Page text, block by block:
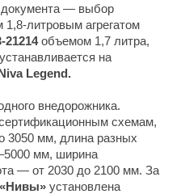
— выбор
1,8-литровым агрегатом
21214объемом 1,7 литра,
на
Legend.
внедорожника.
схемам,
3050 мм, длина разных
мм, ширина
— от 2030 до 2100 мм. За
«Нивы» установлена